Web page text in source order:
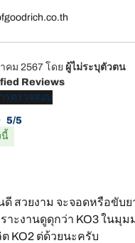
คม 2567โดย ผู้ไม่ระบุตัวตน
Reviews
รตรวจสอบ
5/5
นี้
สวยงาม จะจอดหรือขับย
าะงานดูดุกว่า KO3 ในมุ
KO2 ต่ด้วยนะครับ